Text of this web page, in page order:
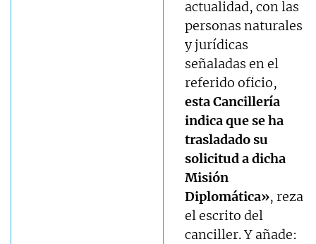
actualidad, con las
personas naturales
y jurídicas
señaladas en el
referido oficio,
esta Cancillería
indica que se ha
trasladado su
solicitud a dicha
Misión
Diplomática», reza
el escrito del
canciller. Y añade: